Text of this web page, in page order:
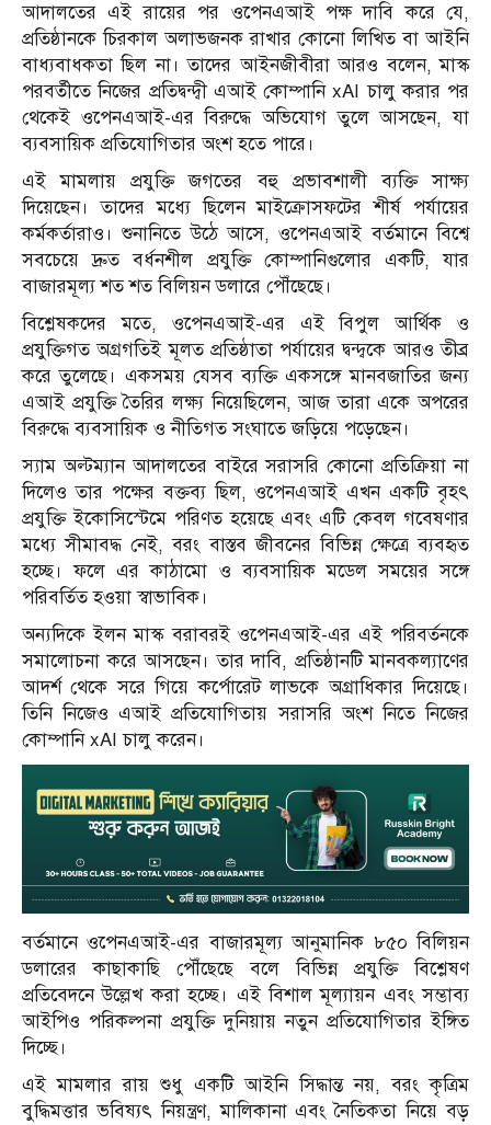
আদালতের এই রায়ের পর ওপেনএআই পক্ষ দাবি করে যে,
প্রতিষ্ঠানকে চিরকাল অলাভজনক রাখার কোনো লিখিত বা আইনি
বাধ্যবাধকতা ছিল না। তাদের আইনজীবীরা আরও বলেন, মাস্ক
পরবর্তীতে নিজের প্রতিদ্বন্দ্বী এআই কোম্পানি xAI চালু করার পর
থেকেই ওপেনএআই-এর বিরুদ্ধে অভিযোগ তুলে আসছেন, যা
ব্যবসায়িক প্রতিযোগিতার অংশ হতে পারে।
এই মামলায় প্রযুক্তি জগতের বহু প্রভাবশালী ব্যক্তি সাক্ষ্য
দিয়েছেন। তাদের মধ্যে ছিলেন মাইক্রোসফটের শীর্ষ পর্যায়ের
কর্মকর্তারাও। শুনানিতে উঠে আসে, ওপেনএআই বর্তমানে বিশ্বে
সবচেয়ে দ্রুত বর্ধনশীল প্রযুক্তি কোম্পানিগুলোর একটি, যার
বাজারমূল্য শত শত বিলিয়ন ডলারে পৌঁছেছে।
বিশ্লেষকদের মতে, ওপেনএআই-এর এই বিপুল আর্থিক ও
প্রযুক্তিগত অগ্রগতিই মূলত প্রতিষ্ঠাতা পর্যায়ের দ্বন্দ্বকে আরও তীব্র
করে তুলেছে। একসময় যেসব ব্যক্তি একসঙ্গে মানবজাতির জন্য
এআই প্রযুক্তি তৈরির লক্ষ্য নিয়েছিলেন, আজ তারা একে অপরের
বিরুদ্ধে ব্যবসায়িক ও নীতিগত সংঘাতে জড়িয়ে পড়েছেন।
স্যাম অল্টম্যান আদালতের বাইরে সরাসরি কোনো প্রতিক্রিয়া না
দিলেও তার পক্ষের বক্তব্য ছিল, ওপেনএআই এখন একটি বৃহৎ
প্রযুক্তি ইকোসিস্টেমে পরিণত হয়েছে এবং এটি কেবল গবেষণার
মধ্যে সীমাবদ্ধ নেই, বরং বাস্তব জীবনের বিভিন্ন ক্ষেত্রে ব্যবহৃত
হচ্ছে। ফলে এর কাঠামো ও ব্যবসায়িক মডেল সময়ের সঙ্গে
পরিবর্তিত হওয়া স্বাভাবিক।
অন্যদিকে ইলন মাস্ক বরাবরই ওপেনএআই-এর এই পরিবর্তনকে
সমালোচনা করে আসছেন। তার দাবি, প্রতিষ্ঠানটি মানবকল্যাণের
আদর্শ থেকে সরে গিয়ে কর্পোরেট লাভকে অগ্রাধিকার দিয়েছে।
তিনি নিজেও এআই প্রতিযোগিতায় সরাসরি অংশ নিতে নিজের
কোম্পানি xAI চালু করেন।
বর্তমানে ওপেনএআই-এর বাজারমূল্য আনুমানিক ৮৫০ বিলিয়ন
ডলারের কাছাকাছি পৌঁছেছে বলে বিভিন্ন প্রযুক্তি বিশ্লেষণ
প্রতিবেদনে উল্লেখ করা হচ্ছে। এই বিশাল মূল্যায়ন এবং সম্ভাব্য
আইপিও পরিকল্পনা প্রযুক্তি দুনিয়ায় নতুন প্রতিযোগিতার ইঙ্গিত
দিচ্ছে।
এই মামলার রায় শুধু একটি আইনি সিদ্ধান্ত নয়, বরং কৃত্রিম
বুদ্ধিমত্তার ভবিষ্যৎ নিয়ন্ত্রণ, মালিকানা এবং নৈতিকতা নিয়ে বড়